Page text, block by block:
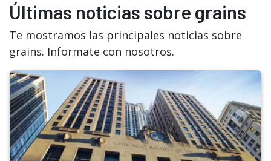
Últimas noticias sobre grains
Te mostramos las principales noticias sobre
grains. Informate con nosotros.